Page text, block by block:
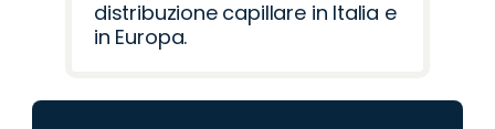
distribuzione capillare in Italia e
in Europa.